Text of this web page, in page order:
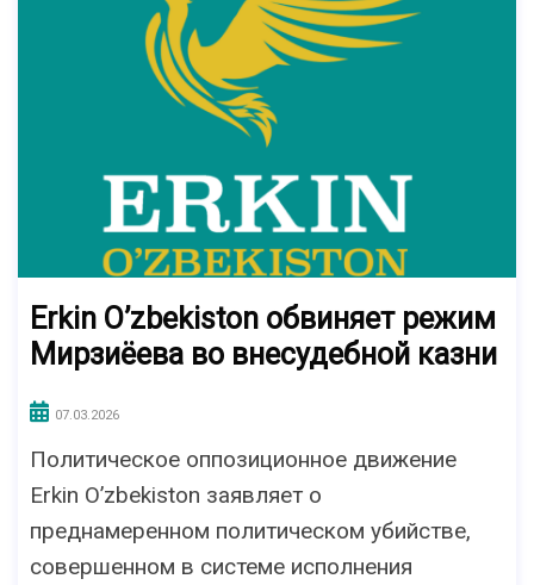
Erkin O’zbekiston обвиняет режим
Мирзиёева во внесудебной казни
07.03.2026
Политическое оппозиционное движение
Erkin O’zbekiston заявляет о
преднамеренном политическом убийстве,
совершенном в системе исполнения